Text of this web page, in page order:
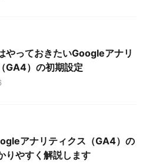
やっておきたいGoogleアナリ
GA4）の初期設定
アナリティクス（GA4）の
りやすく解説します